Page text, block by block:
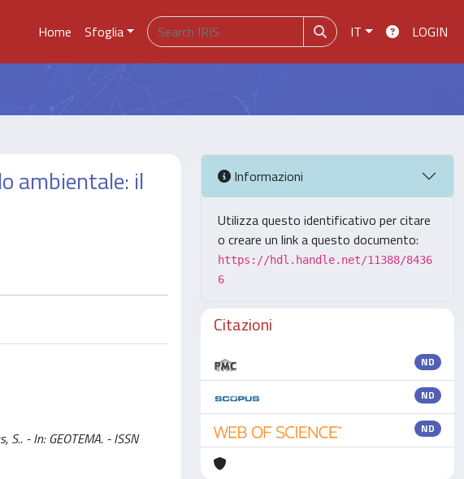
Home Sfoglia IT LOGIN
ambientale: il
- In: GEOTEMA. - ISSN
Informazioni
Utilizza questo identificativo per citare
o creare un link a questo documento:
https://hdl.handle.net/11388/8436
6
Citazioni
ND
ND
ND